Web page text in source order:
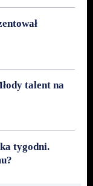
talent na
tygodni.